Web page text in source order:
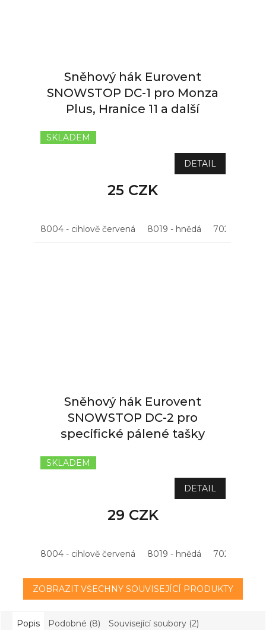
Sněhový hák Eurovent
SNOWSTOP DC-1 pro Monza
Plus, Hranice 11 a další
SKLADEM
25 CZK
DETAIL
8004 - cihlově červená 8019 - hnědá 7021 -
Sněhový hák Eurovent
SNOWSTOP DC-2 pro
specifické pálené tašky
SKLADEM
29 CZK
DETAIL
8004 - cihlově červená 8019 - hnědá 7021 -
ZOBRAZIT VŠECHNY SOUVISEJÍCÍ PRODUKTY
Popis Podobné (8) Související soubory (2)